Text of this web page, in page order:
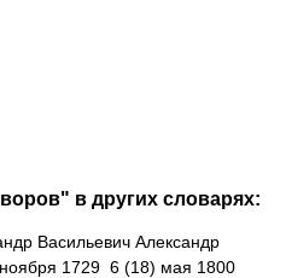
в других словарях:
Васильевич Александр
1729 6 (18) мая 1800